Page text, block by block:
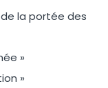
la portée des
»
»